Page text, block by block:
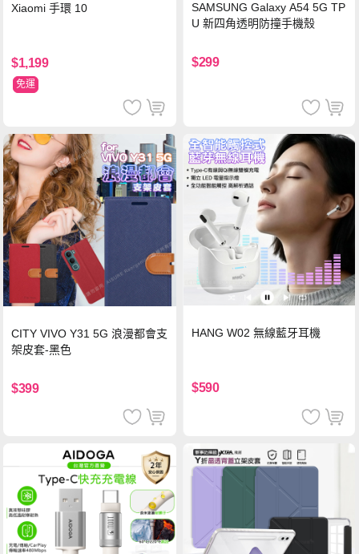
Xiaomi 手環 10
$1,199
免運
SAMSUNG Galaxy A54 5G TP
U 新四角透明防撞手機殼
$299
CITY VIVO Y31 5G 浪漫都會支
架皮套-黑色
$399
HANG W02 無線藍牙耳機
$590